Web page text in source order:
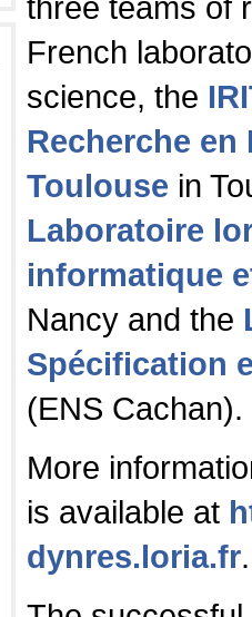
three teams of
French
science, the
Recherche
Toulouse in
Laboratoire
informatique
Nancy and the
Spécification
(ENS Cachan).
More
is available at
dynres.loria.fr.